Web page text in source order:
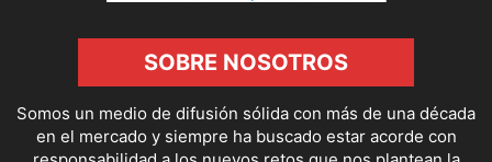
SOBRE NOSOTROS
Somos un medio de difusión sólida con más de una década
en el mercado y siempre ha buscado estar acorde con